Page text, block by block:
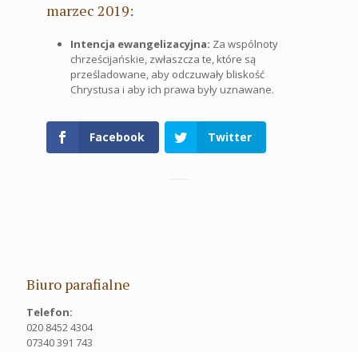
marzec 2019:
Intencja ewangelizacyjna: Za wspólnoty
chrześcijańskie, zwłaszcza te, które są
prześladowane, aby odczuwały bliskość
Chrystusa i aby ich prawa były uznawane.
Facebook Twitter
Biuro parafialne
Telefon:
020 8452 4304
07340 391 743